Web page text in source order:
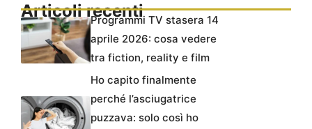
Articoli recentiProgrammi TV stasera 14
aprile 2026: cosa vedere
tra fiction, reality e film
Ho capito finalmente
perché l’asciugatrice
puzzava: solo così ho